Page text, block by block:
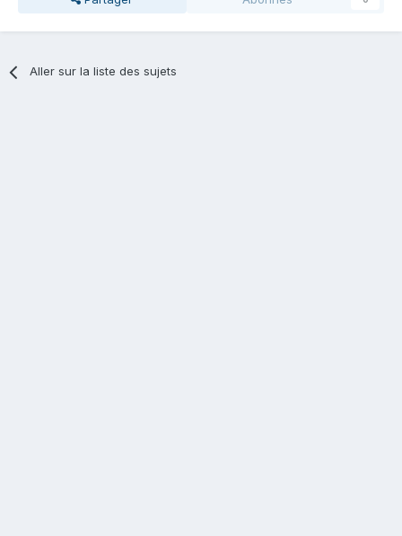
Aller sur la liste des sujets